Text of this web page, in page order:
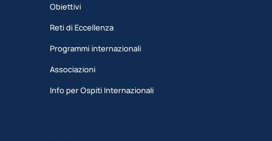
Obiettivi
Reti di Eccellenza
Programmi internazionali
Associazioni
Info per Ospiti Internazionali